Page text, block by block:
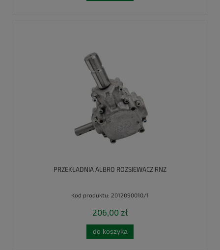
PRZEKŁADNIA ALBRO ROZSIEWACZ RNZ
Kod produktu: 2012090010/1
206,00 zł
do koszyka